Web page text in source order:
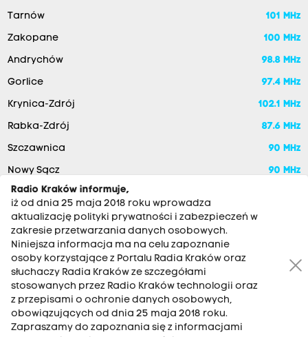
Tarnów 101 MHz
Zakopane 100 MHz
Andrychów 98.8 MHz
Gorlice 97.4 MHz
Krynica-Zdrój 102.1 MHz
Rabka-Zdrój 87.6 MHz
Szczawnica 90 MHz
Nowy Sącz 90 MHz
RADIO KRAKÓW SA. Aleja Juliusza Słowackiego 22, 30-007
Kraków
Antena: 12 200 33 33
Radio Kraków informuje,
iż od dnia 25 maja 2018 roku wprowadza
aktualizację polityki prywatności i zabezpieczeń w
zakresie przetwarzania danych osobowych.
Niniejsza informacja ma na celu zapoznanie
osoby korzystające z Portalu Radia Kraków oraz
słuchaczy Radia Kraków ze szczegółami
stosowanych przez Radio Kraków technologii oraz
z przepisami o ochronie danych osobowych,
obowiązujących od dnia 25 maja 2018 roku.
Zapraszamy do zapoznania się z informacjami